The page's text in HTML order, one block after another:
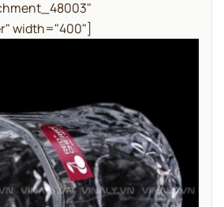
width="400"]